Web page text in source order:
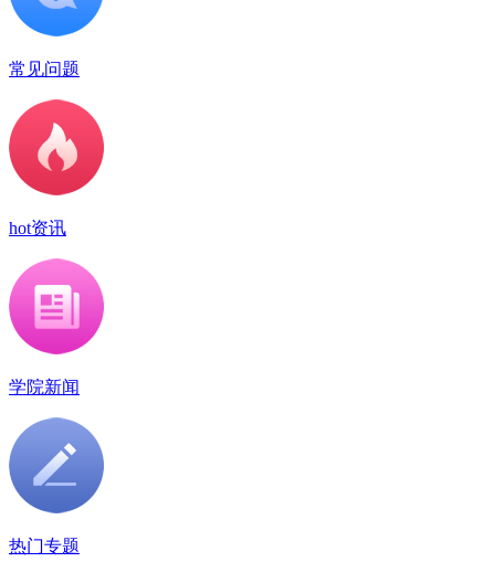
常见问题
hot资讯
学院新闻
热门专题